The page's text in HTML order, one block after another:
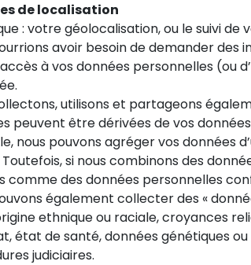
de localisation
: votre géolocalisation, ou le suivi
avoir besoin de demander
à vos données personnelles (ou
utilisons et partageons
peuvent être dérivées de vos
nous pouvons agréger vos données
Toutefois, si nous combinons des
comme des données personnelles
également collecter des «
ethnique ou raciale, croyances
état de santé, données génétiques
judiciaires.